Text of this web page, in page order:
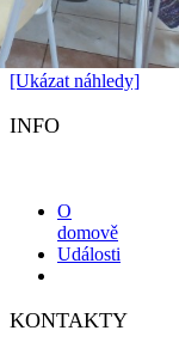
[Ukázat náhledy]
INFO
O
domově
Události
KONTAKTY